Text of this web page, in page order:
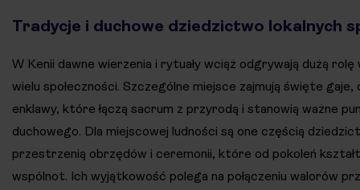
Tradycje i duchowe dziedzictwo lokalnych
W Kenii dawne wierzenia i rytuały wciąż odgrywają dużą rolę
wielu społeczności. Szczególne miejsce zajmują święte gaje,
enklawy, które łączą sacrum z przyrodą i stanowią ważne
duchowego. Dla miejscowej ludności są one częścią
przestrzenią obrzędów i ceremonii, które od pokoleń
wspólnot. Ich wyjątkowość polega na połączeniu walorów